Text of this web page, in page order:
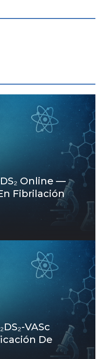
Online —
Fibrilación
VASc
De